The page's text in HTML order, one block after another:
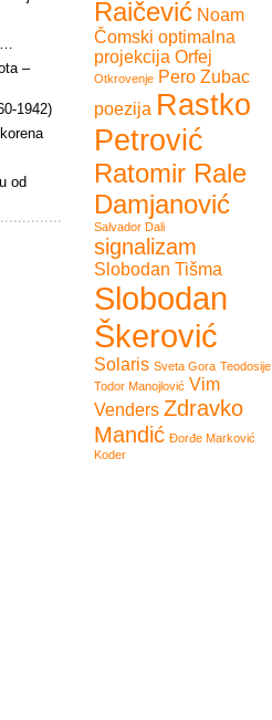
–
1942)
od
Raičević Noam
Čomski optimalna
projekcija Orfej
Otkrovenje Pero Zubac
poezija Rastko
Petrović
Ratomir Rale
Damjanović
Salvador Dali
signalizam
Slobodan Tišma
Slobodan
Škerović
Solaris Sveta Gora Teodosije
Todor Manojlović Vim
Venders Zdravko
Mandić Đorđe Marković
Koder